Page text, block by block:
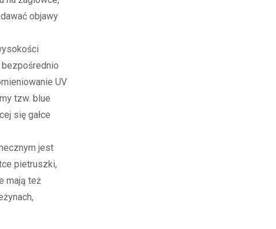
objawy
bezpośrednio
UV
tzw. blue
się gałce
jest
pietruszki,
mają też